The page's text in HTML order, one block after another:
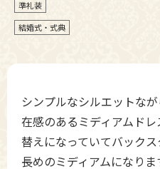
準礼装
結婚式・式典
シンプルなシルエットな
在感のあるミディアムド
替えになっていてバックス
長めのミディアムになりま